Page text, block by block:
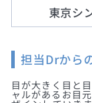
東京シ
担当Drから
目が大きく目と
ャルがあるお目